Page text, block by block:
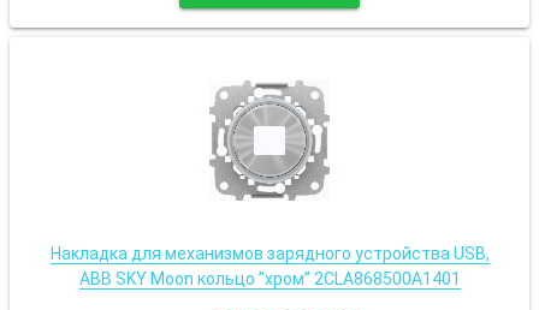
Накладка для механизмов зарядного устройства USB,
ABB SKY Moon кольцо ”хром” 2CLA868500A1401